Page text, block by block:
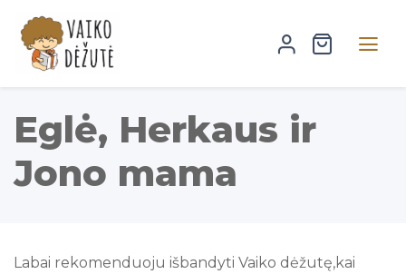
Eglė, Herkaus ir
Jono mama
Labai rekomenduoju išbandyti Vaiko dėžutę,kai